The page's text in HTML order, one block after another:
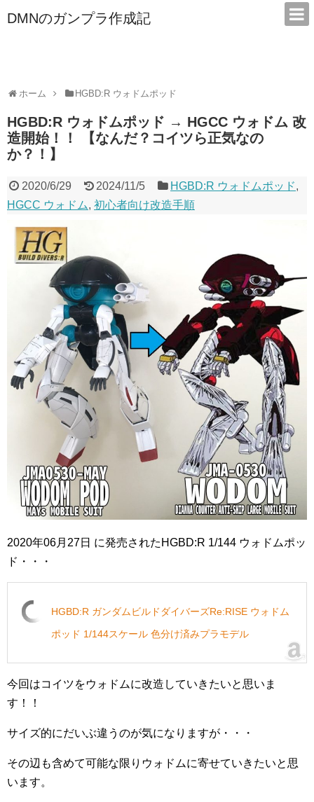
DMNのガンプラ作成記
ホーム HGBD:R ウォドムポッド
HGBD:R ウォドムポッド → HGCC ウォドム 改
造開始！！ 【なんだ？コイツら正気なの
か？！】
2020/6/29 2024/11/5 HGBD:R ウォドムポッド,
HGCC ウォドム, 初心者向け改造手順
2020年06月27日 に発売されたHGBD:R 1/144 ウォドムポッ
ド・・・
HGBD:R ガンダムビルドダイバーズRe:RISE ウォドム
ポッド 1/144スケール 色分け済みプラモデル
今回はコイツをウォドムに改造していきたいと思いま
す！！
サイズ的にだいぶ違うのが気になりますが・・・
その辺も含めて可能な限りウォドムに寄せていきたいと思
います。